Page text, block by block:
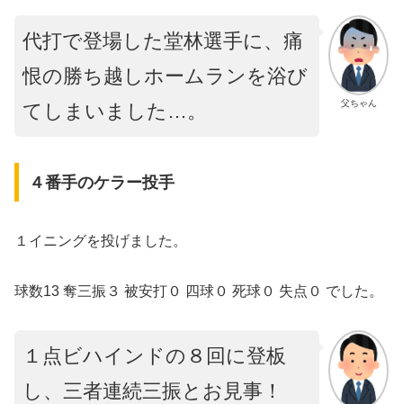
父ちゃん
代打で登場した堂林選手に、痛
恨の勝ち越しホームランを浴び
てしまいました…。
４番手のケラー投手
１イニングを投げました。
球数13 奪三振３ 被安打０ 四球０ 死球０ 失点０ でした。
１点ビハインドの８回に登板
し、三者連続三振とお見事！